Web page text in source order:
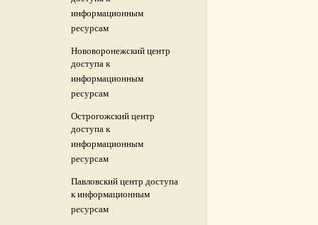
информационным
ресурсам
Нововоронежский центр
доступа к
информационным
ресурсам
Острогожский центр
доступа к
информационным
ресурсам
Павловский центр доступа
к информационным
ресурсам